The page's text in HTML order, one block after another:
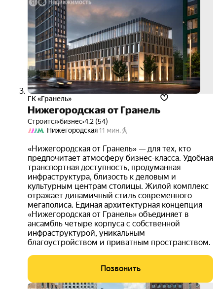
ГК «Гранель»
Нижегородская от Гранель
Строится•бизнес•4.2 (54)
Нижегородская11 мин.
«Нижегородская от Гранель» — для тех, кто
предпочитает атмосферу бизнес-класса. Удобная
транспортная доступность, продуманная
инфраструктура, близость к деловым и
культурным центрам столицы. Жилой комплекс
отражает динамичный стиль современного
мегаполиса. Единая архитектурная концепция
«Нижегородская от Гранель» объединяет в
ансамбль четыре корпуса с собственной
инфраструктурой, уникальным
благоустройством и приватным пространством.
Позвонить